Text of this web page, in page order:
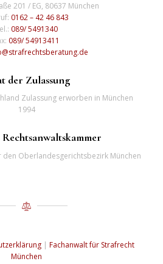
201 / EG, 80637 München
0162 – 42 46 843
089/ 5491340
089/ 54913411
der Zulassung
Zulassung erworben in München
1994
den Oberlandesgerichtsbezirk München
| Fachanwalt für Strafrecht
München